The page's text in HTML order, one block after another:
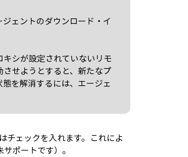
ェントのダウンロード・イ
キシが設定されていないリモ
せようとすると、新たなプ
を解消するには、エージェ
チェックを入れます。これによ
ポートです）。